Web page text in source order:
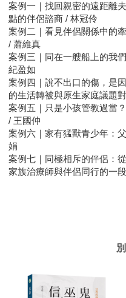
案例一｜找回親密的遠距離
點的伴侶諮商 / 林冠伶
案例二｜看見伴侶關係中的
/ 蕭維真
案例三｜同在一艘船上的我
紀盈如
案例四｜說不出口的傷，是
的生活轉被與原生家庭議題
案例五｜只是小孩管教過當
/ 王國仲
案例六｜家有猛獸青少年：
娟
案例七｜同極相斥的伴侶：
家族治療師與伴侶同行的一